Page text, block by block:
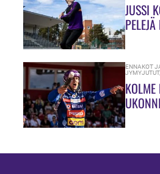
JUSSI
ENNAKOT
JYMYJUTUT
KOLME